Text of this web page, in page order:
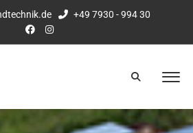
+49 7930 - 994 30